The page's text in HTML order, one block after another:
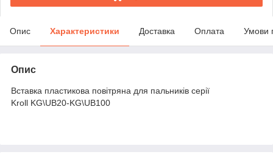
Опис Характеристики Доставка Оплата Умови
Опис
Вставка пластикова повітряна для пальників серії
Kroll KG\UB20-KG\UB100